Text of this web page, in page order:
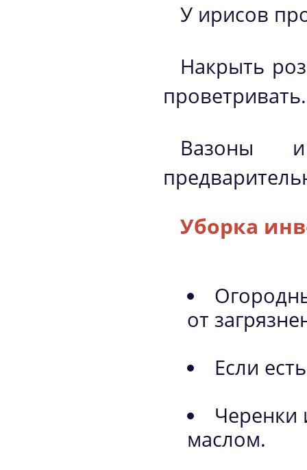
У ирисов
Накрыть
проветривать.
Вазоны
Уборка
от
Если
Черенки
маслом.